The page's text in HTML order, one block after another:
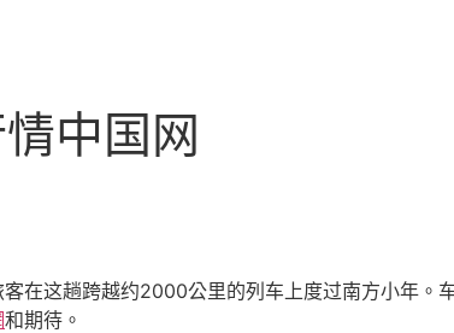
中国网
在这趟跨越约2000公里的列车上度过南方小年。
和期待。